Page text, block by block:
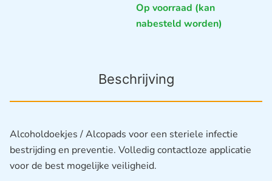
Op voorraad (kan
nabesteld worden)
Beschrijving
Alcoholdoekjes / Alcopads voor een steriele infectie
bestrijding en preventie. Volledig contactloze applicatie
voor de best mogelijke veiligheid.